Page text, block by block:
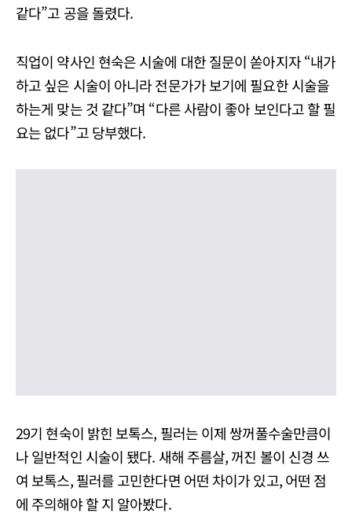
같다”고 공을 돌렸다.
직업이 약사인 현숙은 시술에 대한 질문이 쏟아지자 “내가
하고 싶은 시술이 아니라 전문가가 보기에 필요한 시술을
하는게 맞는 것 같다”며 “다른 사람이 좋아 보인다고 할 필
요는 없다”고 당부했다.
29기 현숙이 밝힌 보톡스, 필러는 이제 쌍꺼풀수술만큼이
나 일반적인 시술이 됐다. 새해 주름살, 꺼진 볼이 신경 쓰
여 보톡스, 필러를 고민한다면 어떤 차이가 있고, 어떤 점
에 주의해야 할 지 알아봤다.